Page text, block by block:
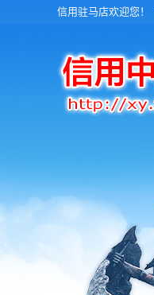
信用驻马店欢迎您！